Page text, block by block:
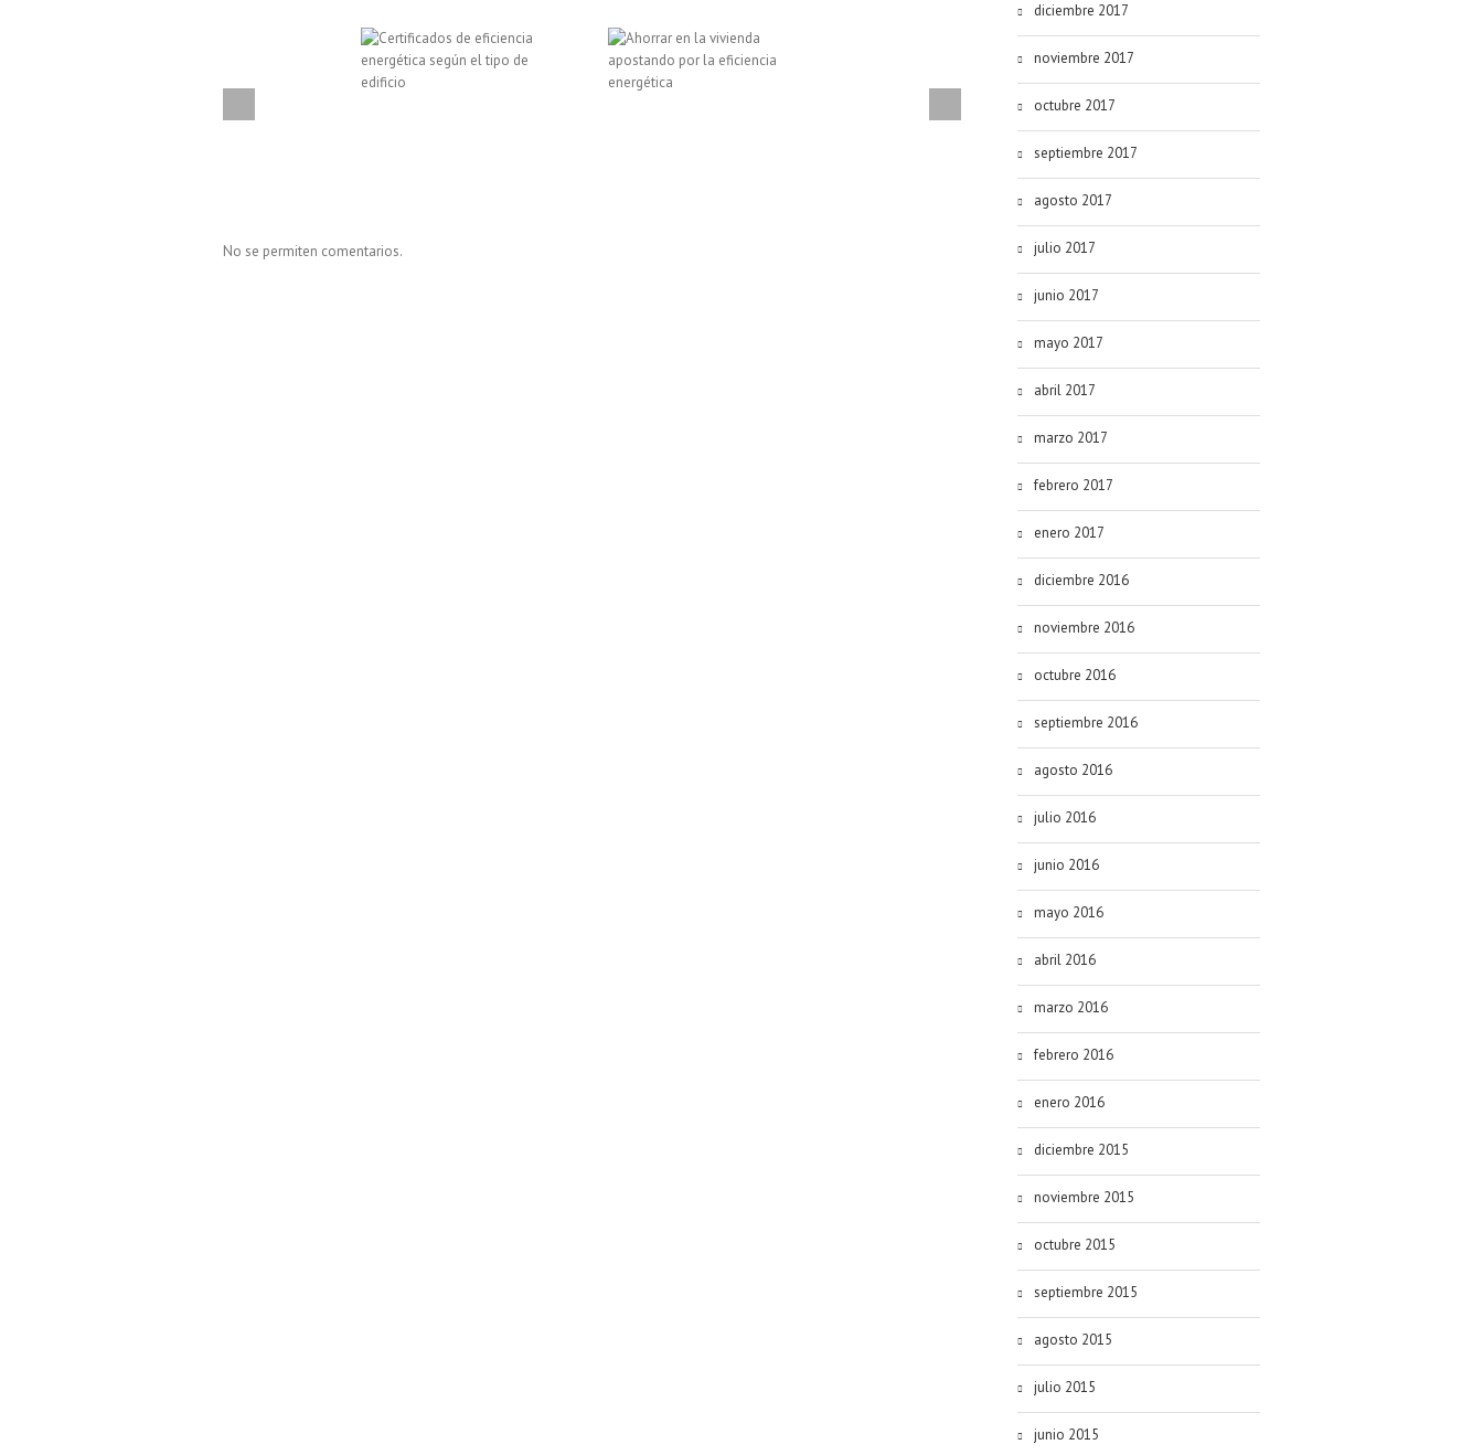
No se permiten comentarios.
diciembre 2017
noviembre 2017
octubre 2017
septiembre 2017
agosto 2017
julio 2017
junio 2017
mayo 2017
abril 2017
marzo 2017
febrero 2017
enero 2017
diciembre 2016
noviembre 2016
octubre 2016
septiembre 2016
agosto 2016
julio 2016
junio 2016
mayo 2016
abril 2016
marzo 2016
febrero 2016
enero 2016
diciembre 2015
noviembre 2015
octubre 2015
septiembre 2015
agosto 2015
julio 2015
junio 2015